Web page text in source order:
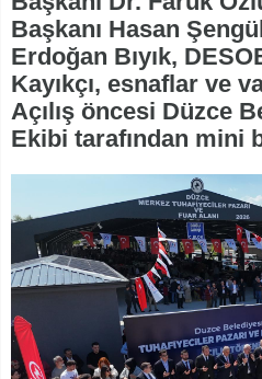
Başkanı Hasan
Erdoğan Bıyık,
Kayıkçı, esnaflar ve
Açılış öncesi Düzce
Ekibi tarafından mini